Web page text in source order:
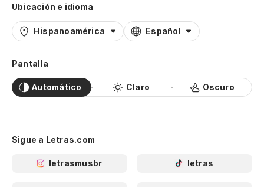
Ubicación e idioma
Hispanoamérica Español
Pantalla
Automático Claro Oscuro
Sigue a Letras.com
letrasmusbr letras